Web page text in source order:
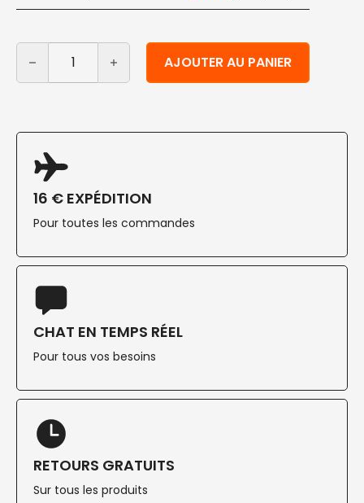
quantité de Serviettes en ouate Vertes 25x25cm 400
AJOUTER AU PANIER
Alternative:
16 € EXPÉDITION
Pour toutes les commandes
CHAT EN TEMPS RÉEL
Pour tous vos besoins
RETOURS GRATUITS
Sur tous les produits